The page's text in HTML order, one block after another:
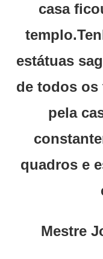
casa
estátuas
de todos os
pela
quadros e
Mestre